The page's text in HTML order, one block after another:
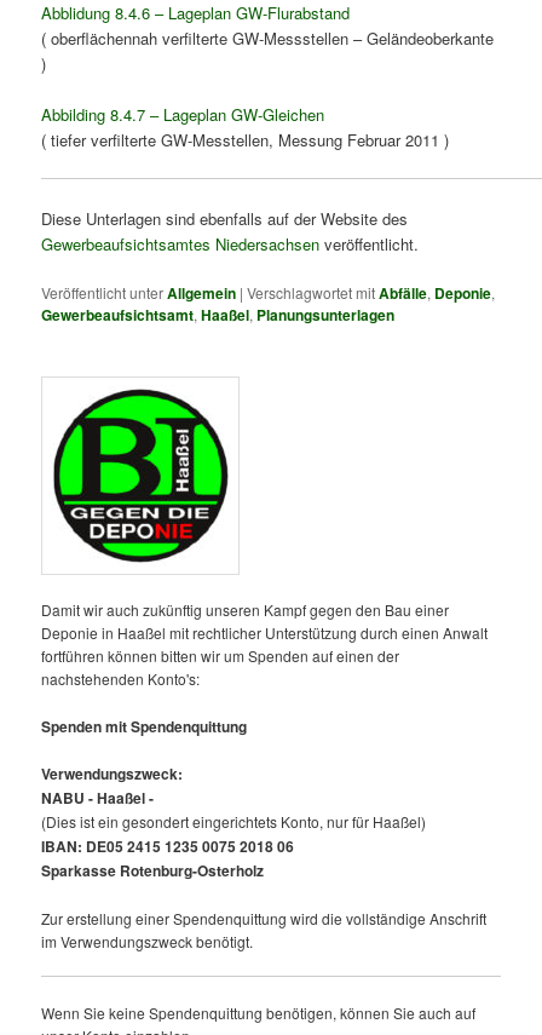
Abblidung 8.4.6 – Lageplan GW-Flurabstand
( oberflächennah verfilterte GW-Messstellen – Geländeoberkante
)
Abbilding 8.4.7 – Lageplan GW-Gleichen
( tiefer verfilterte GW-Messtellen, Messung Februar 2011 )
Diese Unterlagen sind ebenfalls auf der Website des
Gewerbeaufsichtsamtes Niedersachsenveröffentlicht.
Veröffentlicht unterAllgemein |Verschlagwortet mitAbfälle, Deponie,
Gewerbeaufsichtsamt,Haaßel, Planungsunterlagen
Damit wir auch zukünftig unseren Kampf gegen den Bau einer
Deponie in Haaßel mit rechtlicher Unterstützung durch einen Anwalt
fortführen können bitten wir um Spenden auf einen der
nachstehenden Konto's:
Spenden mit Spendenquittung
Verwendungszweck:
NABU - Haaßel -
(Dies ist ein gesondert eingerichtets Konto, nur für Haaßel)
IBAN: DE05 2415 1235 0075 2018 06
Sparkasse Rotenburg-Osterholz
Zur erstellung einer Spendenquittung wird die vollständige Anschrift
im Verwendungszweck benötigt.
Wenn Sie keine Spendenquittung benötigen, können Sie auch auf